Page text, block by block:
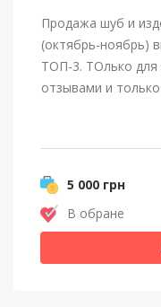
Продажа шуб и
(октябрь-ноябрь)
ТОП-3. ТОлько
отзывами и
5 000 грн
В обране